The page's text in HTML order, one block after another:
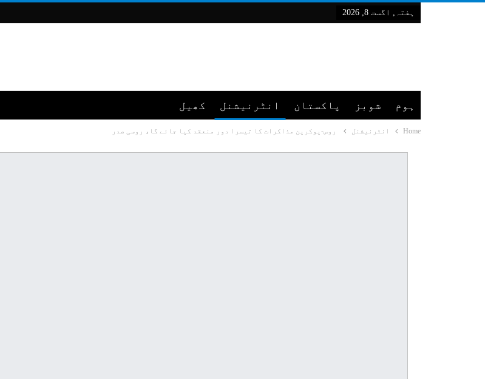
ہفتہ, اگست 8, 2026
ہوم شوبز پاکستان انٹرنیشنل کھیل
Home انٹرنیشنل روس-یوکرین مذاکرات کا تیسرا دور منعقد کیا جائے گا، روسی صدر